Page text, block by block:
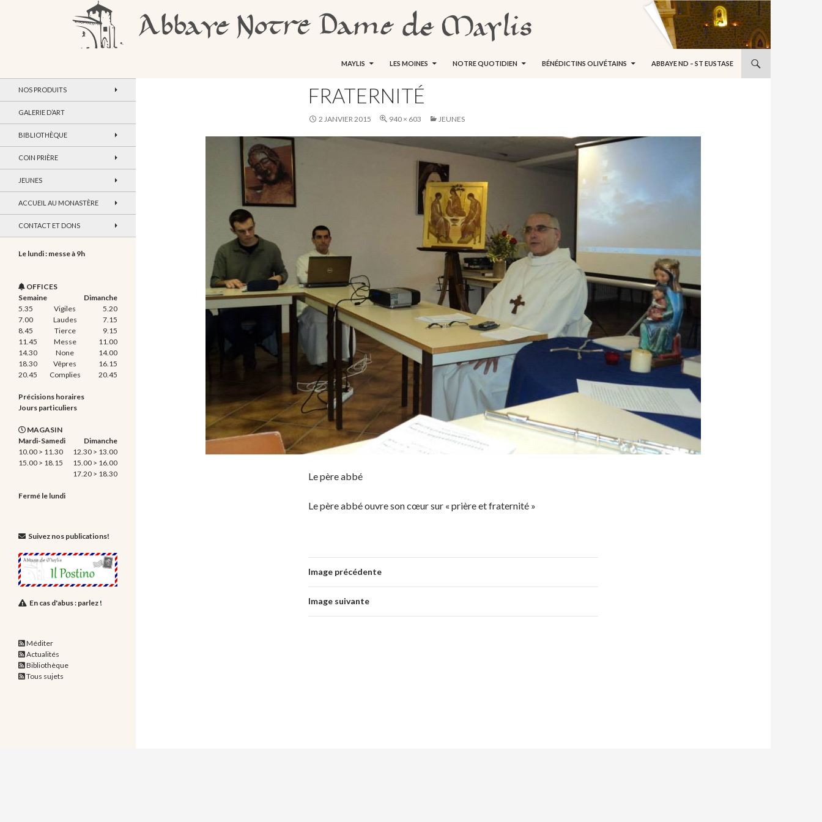
MAYLIS
LES MOINES NOTRE QUOTIDIEN BÉNÉDICTINS OLIVÉTAINS ABBAYE ND – ST EUSTASE
FRATERNITÉ
2 JANVIER 2015 940 × 603 JEUNES
Le père abbé
Le père abbé ouvre son cœur sur « prière et fraternité »
Image précédente
Image suivante
NOS PRODUITS
GALERIE D’ART
BIBLIOTHÈQUE
COIN PRIÈRE
JEUNES
ACCUEIL AU MONASTÈRE
CONTACT ET DONS
Le lundi : messe à 9h
OFFICES
Semaine
Dimanche
5.35
Vigiles
5.20
7.00
Laudes
7.15
8.45
Tierce
9.15
11.45
Messe
11.00
14.30
None
14.00
18.30
Vêpres
16.15
20.45
Complies 20.45
Précisions horaires
Jours particuliers
MAGASIN
Mardi-Samedi
Dimanche
10.00 > 11.30
12.30 > 13.00
15.00 > 18.15
15.00 > 16.00
17.20 > 18.30
Fermé le lundi
Suivez nos publications!
En cas d'abus : parlez !
Méditer
Actualités
Bibliothèque
Tous sujets